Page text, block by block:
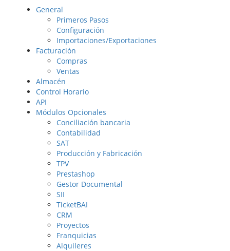
General
Primeros Pasos
Configuración
Importaciones/Exportaciones
Facturación
Compras
Ventas
Almacén
Control Horario
API
Módulos Opcionales
Conciliación bancaria
Contabilidad
SAT
Producción y Fabricación
TPV
Prestashop
Gestor Documental
SII
TicketBAI
CRM
Proyectos
Franquicias
Alquileres